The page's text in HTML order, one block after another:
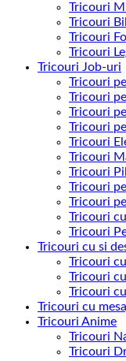
Tricouri
Tricouri
Tricouri
Tricouri
Tricouri Job-uri
Tricouri
Tricouri
Tricouri
Tricouri
Tricouri
Tricouri
Tricouri
Tricouri
Tricouri
Tricouri
Tricouri
Tricouri cu si
Tricouri
Tricouri
Tricouri
Tricouri cu
Tricouri Anime
Tricouri
Tricouri